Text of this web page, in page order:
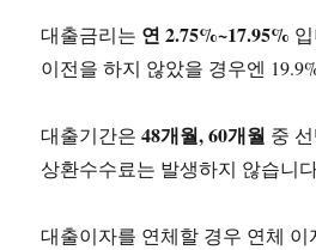
대출금리는 연 2.75%~17.95%
이전을 하지 않았을 경우엔
대출기간은48개월, 60개월 중
상환수수료는 발생하지 않습니
대출이자를 연체할 경우 연체 이